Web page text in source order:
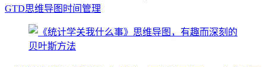
GTD思维导图 时间管理